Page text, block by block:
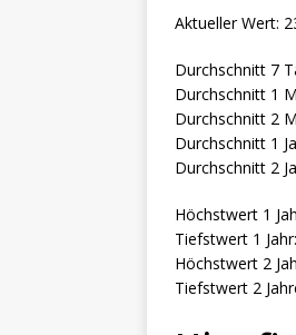
Aktueller Wert:
Durchschnitt 7
Durchschnitt 1
Durchschnitt 2
Durchschnitt 1
Durchschnitt 2
Höchstwert 1
Tiefstwert 1
Höchstwert 2
Tiefstwert 2